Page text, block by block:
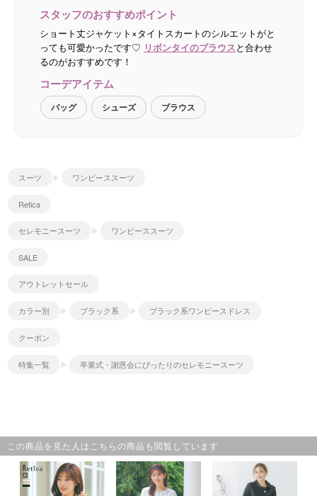
スタッフのおすすめポイント
ショート丈ジャケット×タイトスカートのシルエットがと
っても可愛かったです♡ リボンタイのブラウスと合わせ
るのがおすすめです！
コーデアイテム
バッグ シューズ ブラウス
スーツ ワンピーススーツ
Retica
セレモニースーツ ワンピーススーツ
SALE
アウトレットセール
カラー別 ブラック系 ブラック系ワンピースドレス
クーポン
特集一覧 卒業式・謝恩会にぴったりのセレモニースーツ
この商品を見た人はこちらの商品も閲覧しています